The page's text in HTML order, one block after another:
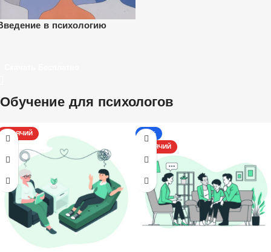
в психологию
Обучение для психологов
ГОРЯЧИЙ
-17%
ГОРЯЧИЙ